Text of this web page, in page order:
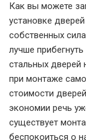
Как вы можете
установке
собственных
лучше
стальных дверей
при монтаже
стоимости
экономии речь
существует
беспокоиться о